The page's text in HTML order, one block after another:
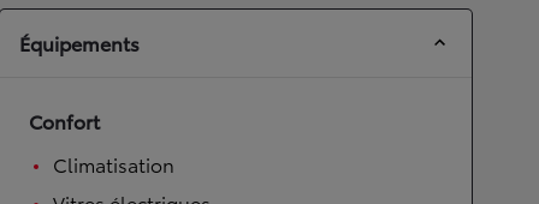
Équipements
Confort
Climatisation